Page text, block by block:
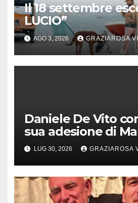
Il 18 settembre
LUCIO”
AGO 3, 2026 GRAZIAROSA
Daniele De Vito
sua adesione di
nel rispetto delle
del 1° Congress
LUG 30, 2026 GRAZIAROSA